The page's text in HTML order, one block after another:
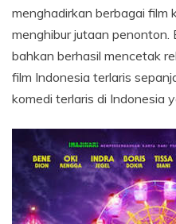
menghadirkan berbagai film
menghibur jutaan
bahkan berhasil mencetak
film Indonesia terlaris
komedi terlaris di Indonesia